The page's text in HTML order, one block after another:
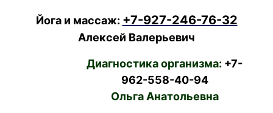
Йога и массаж: +7-927-246-76-32
Алексей Валерьевич
Диагностика организма: +7-
962-558-40-94
Ольга Анатольевна